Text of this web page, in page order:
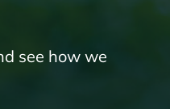
see how we